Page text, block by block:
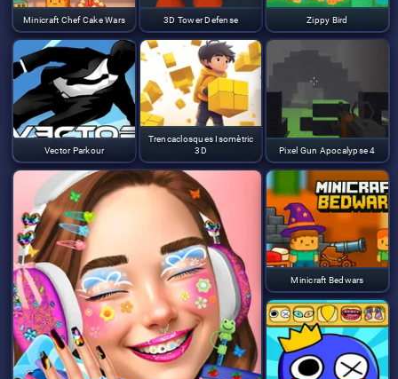
Minicraft Chef Cake Wars 3D Tower Defense Zippy Bird
Vector Parkour
Trencaclosques Isomètric
3D
Pixel Gun Apocalypse 4
Minicraft Bedwars